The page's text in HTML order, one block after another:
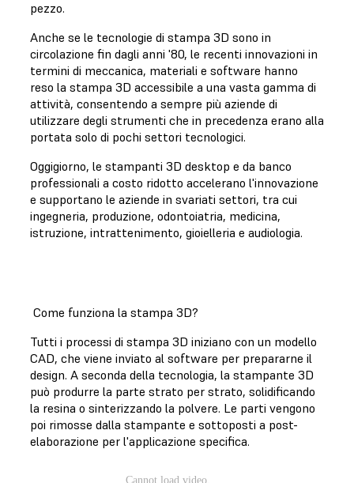
pezzo.
Anche se le tecnologie di stampa 3D sono in
circolazione fin dagli anni '80, le recenti innovazioni in
termini di meccanica, materiali e software hanno
reso la stampa 3D accessibile a una vasta gamma di
attività, consentendo a sempre più aziende di
utilizzare degli strumenti che in precedenza erano alla
portata solo di pochi settori tecnologici.
Oggigiorno, le stampanti 3D desktop e da banco
professionali a costo ridotto accelerano l'innovazione
e supportano le aziende in svariati settori, tra cui
ingegneria, produzione, odontoiatria, medicina,
istruzione, intrattenimento, gioielleria e audiologia.
Come funziona la stampa 3D?
Tutti i processi di stampa 3D iniziano con un modello
CAD, che viene inviato al software per prepararne il
design. A seconda della tecnologia, la stampante 3D
può produrre la parte strato per strato, solidificando
la resina o sinterizzando la polvere. Le parti vengono
poi rimosse dalla stampante e sottoposti a post-
elaborazione per l'applicazione specifica.